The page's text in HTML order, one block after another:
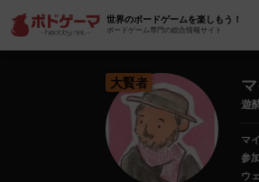
世界のボードゲームを楽しもう！
ボードゲーム専門の総合情報サイト
大賢者
遊
マ
参
ウ